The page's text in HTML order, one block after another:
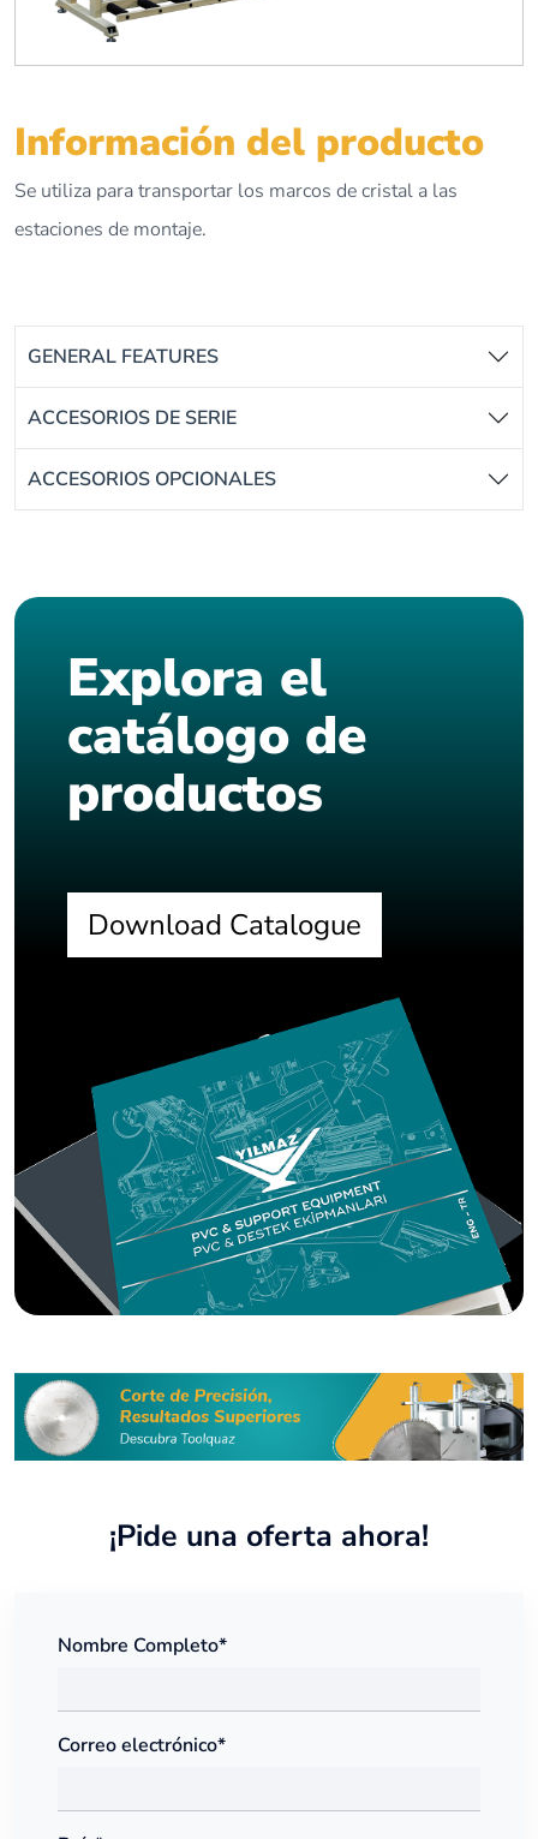
Información del producto
Se utiliza para transportar los marcos de cristal a las
estaciones de montaje.
GENERAL FEATURES
ACCESORIOS DE SERIE
ACCESORIOS OPCIONALES
Explora el
catálogo de
productos
Download Catalogue
¡Pide una oferta ahora!
Nombre Completo*
Correo electrónico*